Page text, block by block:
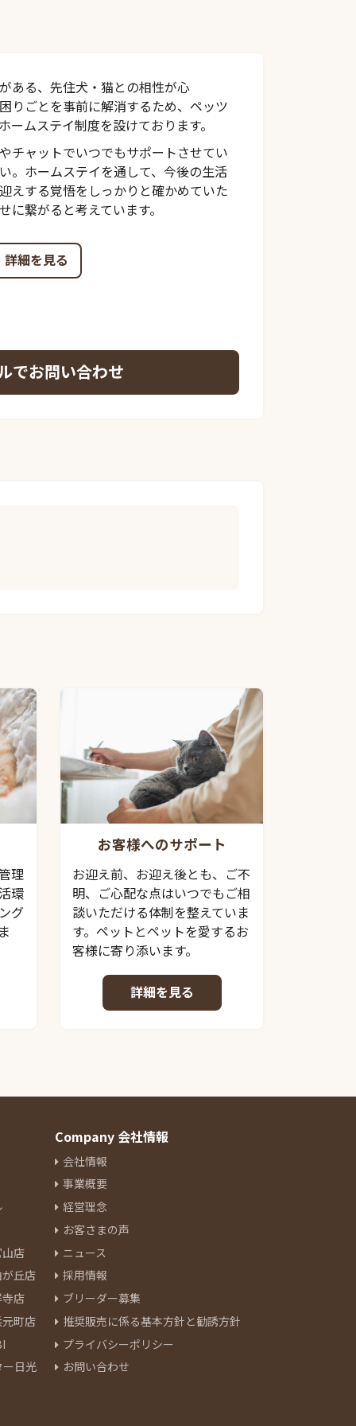
ある、先住犬・猫との相性が心
りごとを事前に解消するため、ペッツ
ムステイ制度を設けております。
チャットでいつでもサポートさせてい
。ホームステイを通して、今後の生活
えする覚悟をしっかりと確かめていた
繋がると考えています。
詳細を見る
でお問い合わせ
理
環
グ
お客様へのサポート
お迎え前、お迎え後とも、ご不
明、ご心配な点はいつでもご相
談いただける体制を整えていま
す。ペットとペットを愛するお
客様に寄り添います。
詳細を見る
店
丘店
店
町店
日光
Company 会社情報
会社情報
事業概要
経営理念
お客さまの声
ニュース
採用情報
ブリーダー募集
推奨販売に係る基本方針と勧誘方針
プライバシーポリシー
お問い合わせ